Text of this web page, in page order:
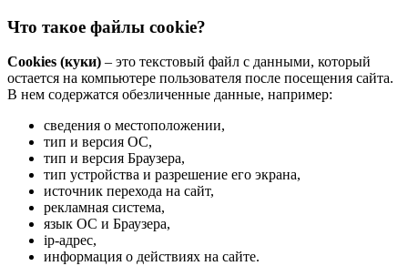
Что такое файлы cookie?
Cookies (куки) – это текстовый файл с данными, который
остается на компьютере пользователя после посещения сайта.
В нем содержатся обезличенные данные, например:
сведения о местоположении,
тип и версия ОС,
тип и версия Браузера,
тип устройства и разрешение его экрана,
источник перехода на сайт,
рекламная система,
язык ОС и Браузера,
ip-адрес,
информация о действиях на сайте.